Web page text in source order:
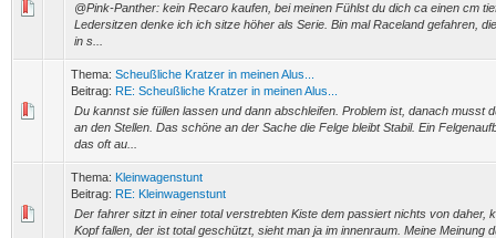
@Pink-Panther: kein Recaro kaufen, bei meinen Fühlst du dich ca einen cm
Ledersitzen denke ich ich sitze höher als Serie. Bin mal Raceland gefahren,
in s...
Thema: Scheußliche Kratzer in meinen Alus...
Beitrag: RE: Scheußliche Kratzer in meinen Alus...
Du kannst sie füllen lassen und dann abschleifen. Problem ist, danach musst
an den Stellen. Das schöne an der Sache die Felge bleibt Stabil. Ein
das oft au...
Thema: Kleinwagenstunt
Beitrag: RE: Kleinwagenstunt
Der fahrer sitzt in einer total verstrebten Kiste dem passiert nichts von daher,
Kopf fallen, der ist total geschützt, sieht man ja im innenraum. Meine Meinung